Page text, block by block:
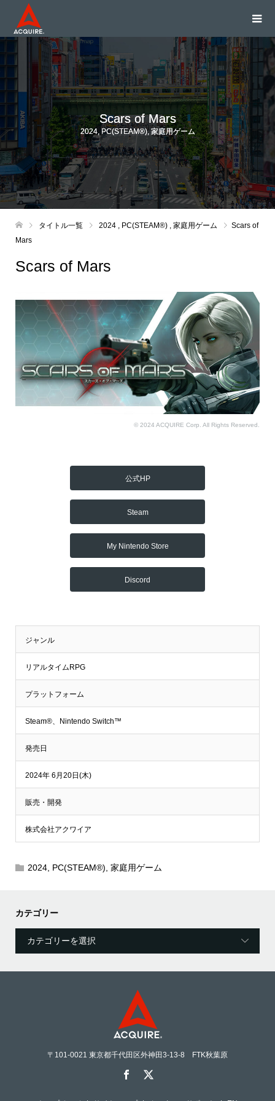
Scars of Mars
2024, PC(STEAM®),家庭用ゲーム
タイトル一覧 2024 PC(STEAM®) 家庭用ゲーム
Scars of
Mars
Scars of Mars
© 2024 ACQUIRE Corp. All Rights Reserved.
公式HP
Steam
My Nintendo Store
Discord
ジャンル
リアルタイムRPG
プラットフォーム
Steam®、Nintendo Switch™
発売日
2024年 6月20日(木)
販売・開発
株式会社アクワイア
2024, PC(STEAM®), 家庭用ゲーム
カテゴリー
〒101-0021 東京都千代田区外神田3-13-8 FTK秋葉原